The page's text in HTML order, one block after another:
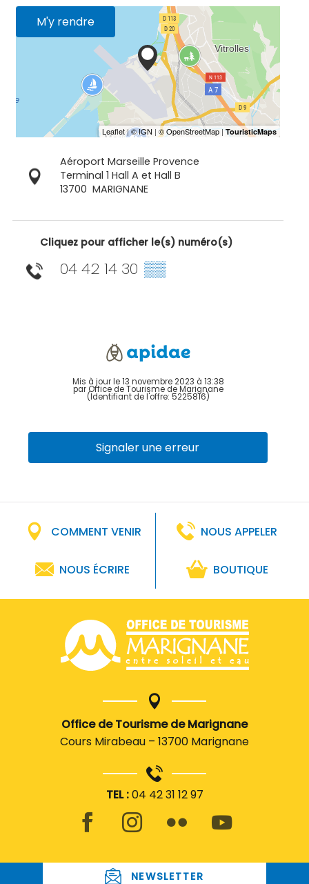
M'y rendre
Aéroport Marseille Provence
Terminal 1 Hall A et Hall B
13700 MARIGNANE
Cliquez pour afficher le(s) numéro(s)
04 42 14 30 ▒▒
Mis à jour le 13 novembre 2023 à 13:38
par Office de Tourisme de Marignane
(Identifiant de l'offre: 5225816)
Signaler une erreur
COMMENT VENIR NOUS APPELER
NOUS ÉCRIRE BOUTIQUE
Office de Tourisme de Marignane
Cours Mirabeau – 13700 Marignane
TEL :04 42 31 12 97
NEWSLETTER